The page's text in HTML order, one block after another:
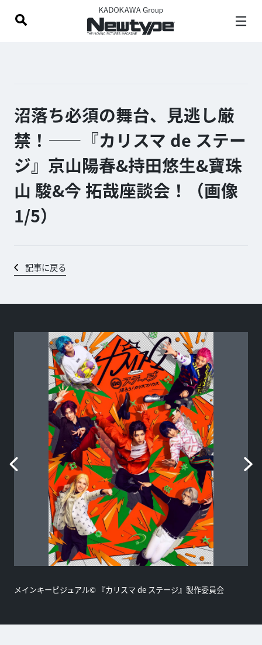
沼落ち必須の舞台、見逃し厳
禁！——『カリスマ de ステー
ジ』京山陽春&持田悠生&寶珠
山 駿&今 拓哉座談会！（画像
1/5）
記事に戻る
メインキービジュアル© 『カリスマ de ステージ』製作委員会